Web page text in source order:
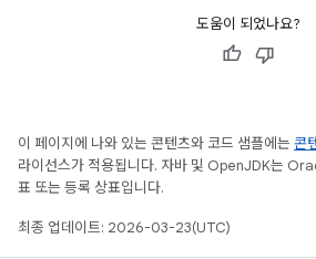
도움이 되었나요?
이 페이지에 나와 있는 콘텐츠와 코드 샘플에는 콘
라이선스가 적용됩니다. 자바 및 OpenJDK는
표 또는 등록 상표입니다.
최종 업데이트: 2026-03-23(UTC)